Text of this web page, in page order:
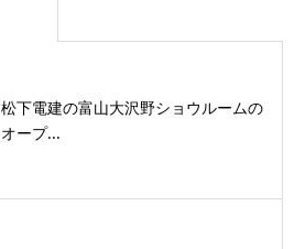
松下電建の富山大沢野ショウルームの
オープ...